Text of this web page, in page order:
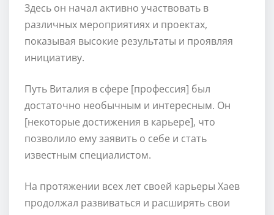
Здесь он начал активно участвовать в
различных мероприятиях и проектах,
показывая высокие результаты и проявляя
инициативу.
Путь Виталия в сфере [профессия] был
достаточно необычным и интересным. Он
[некоторые достижения в карьере], что
позволило ему заявить о себе и стать
известным специалистом.
На протяжении всех лет своей карьеры Хаев
продолжал развиваться и расширять свои